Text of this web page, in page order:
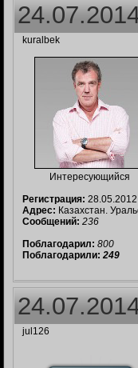
kuralbek
Интересующийся
Регистрация: 28.05.2012
Адрес: Казахстан.
Сообщений: 236
Поблагодарил: 800
Поблагодарили: 249
jul126